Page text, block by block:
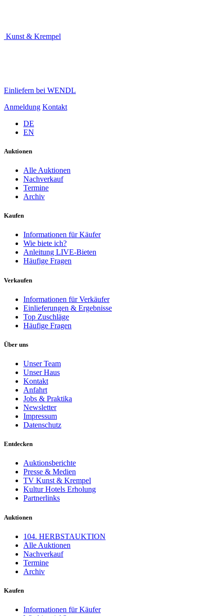
Kunst & Krempel
Einliefern bei WENDL
Anmeldung Kontakt
DE
EN
Auktionen
Alle Auktionen
Nachverkauf
Termine
Archiv
Kaufen
Informationen für Käufer
Wie biete ich?
Anleitung LIVE-Bieten
Häufige Fragen
Verkaufen
Informationen für Verkäufer
Einlieferungen & Ergebnisse
Top Zuschläge
Häufige Fragen
Über uns
Unser Team
Unser Haus
Kontakt
Anfahrt
Jobs & Praktika
Newsletter
Impressum
Datenschutz
Entdecken
Auktionsberichte
Presse & Medien
TV Kunst & Krempel
Kultur Hotels Erholung
Partnerlinks
Auktionen
104. HERBSTAUKTION
Alle Auktionen
Nachverkauf
Termine
Archiv
Kaufen
Informationen für Käufer